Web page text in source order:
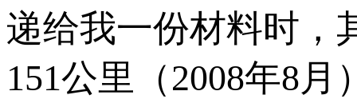
递给我一份材料时，
151公里（2008年8